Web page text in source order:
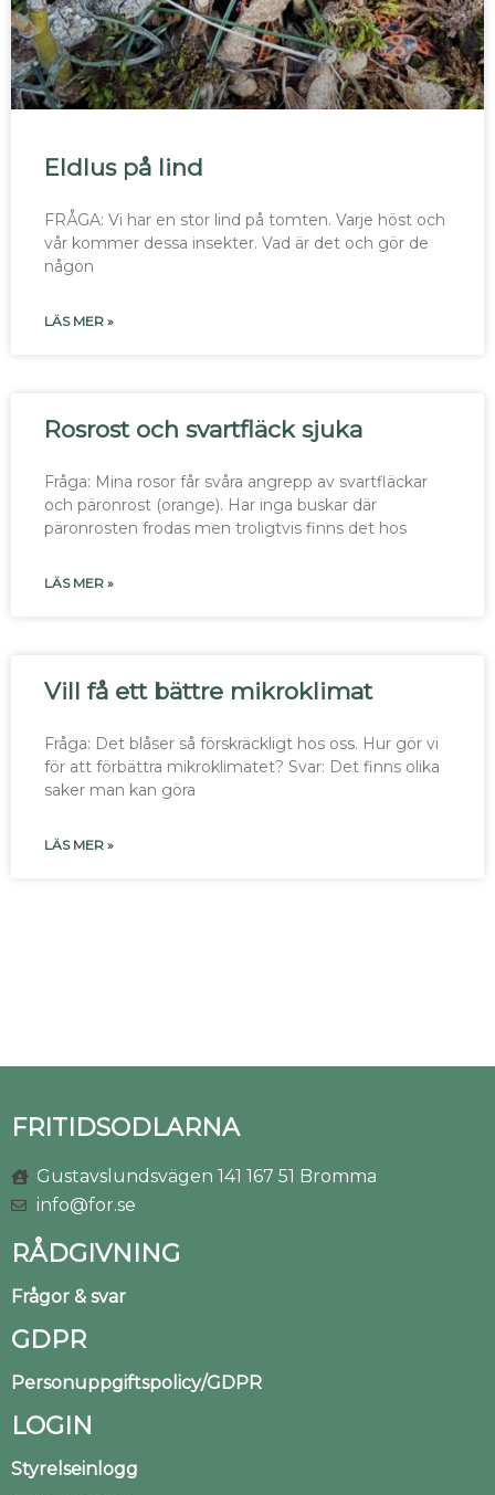
Eldlus på lind
FRÅGA: Vi har en stor lind på tomten. Varje höst och
vår kommer dessa insekter. Vad är det och gör de
någon
LÄS MER »
Rosrost och svartfläck sjuka
Fråga: Mina rosor får svåra angrepp av svartfläckar
och päronrost (orange). Har inga buskar där
päronrosten frodas men troligtvis finns det hos
LÄS MER »
Vill få ett bättre mikroklimat
Fråga: Det blåser så förskräckligt hos oss. Hur gör vi
för att förbättra mikroklimatet? Svar: Det finns olika
saker man kan göra
LÄS MER »
FRITIDSODLARNA
Gustavslundsvägen 141 167 51 Bromma
info@for.se
RÅDGIVNING
Frågor & svar
GDPR
Personuppgiftspolicy/GDPR
LOGIN
Styrelseinlogg